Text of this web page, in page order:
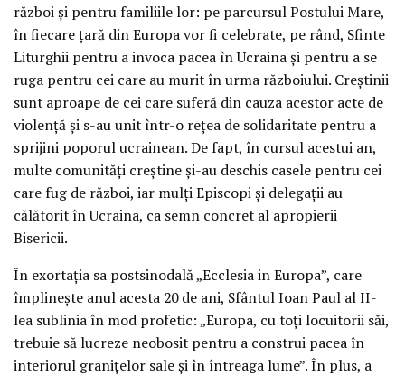
război și pentru familiile lor: pe parcursul Postului Mare,
în fiecare țară din Europa vor fi celebrate, pe rând, Sfinte
Liturghii pentru a invoca pacea în Ucraina și pentru a se
ruga pentru cei care au murit în urma războiului. Creștinii
sunt aproape de cei care suferă din cauza acestor acte de
violență și s-au unit într-o rețea de solidaritate pentru a
sprijini poporul ucrainean. De fapt, în cursul acestui an,
multe comunități creștine și-au deschis casele pentru cei
care fug de război, iar mulți Episcopi și delegații au
călătorit în Ucraina, ca semn concret al apropierii
Bisericii.
În exortația sa postsinodală „Ecclesia in Europa”, care
împlinește anul acesta 20 de ani, Sfântul Ioan Paul al II-
lea sublinia în mod profetic: „Europa, cu toți locuitorii săi,
trebuie să lucreze neobosit pentru a construi pacea în
interiorul granițelor sale și în întreaga lume”. În plus, a